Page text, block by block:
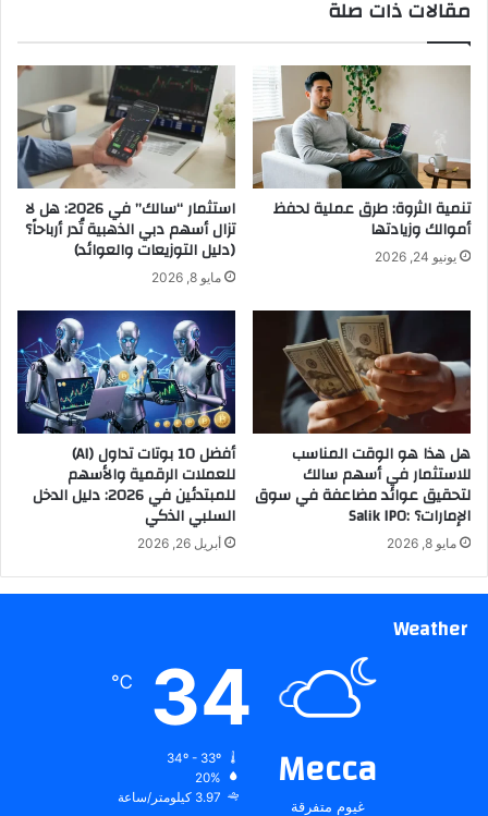
مقالات ذات صلة
تنمية الثروة: طرق عملية لحفظ
أموالك وزيادتها
يونيو 24, 2026
استثمار “سالك” في 2026: هل لا
تزال أسهم دبي الذهبية تُدر أرباحاً؟
(دليل التوزيعات والعوائد)
مايو 8, 2026
هل هذا هو الوقت المناسب
للاستثمار في أسهم سالك
لتحقيق عوائد مضاعفة في سوق
الإمارات؟ :Salik IPO
مايو 8, 2026
أفضل 10 بوتات تداول (AI)
للعملات الرقمية والأسهم
للمبتدئين في 2026: دليل الدخل
السلبي الذكي
أبريل 26, 2026
Weather
Mecca
غيوم متفرقة
34
℃
20%
3.97 كيلومتر/ساعة